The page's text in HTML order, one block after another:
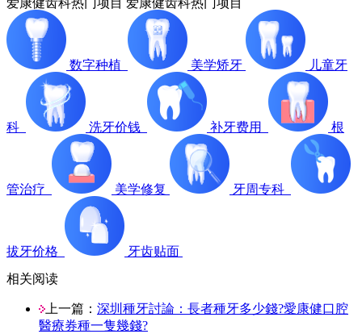
爱康健齿科热门项目 爱康健齿科热门项目
数字种植 美学矫牙 儿童牙
科 洗牙价钱 补牙费用 根
管治疗 美学修复 牙周专科
拔牙价格
牙齿贴面
相关阅读
上一篇： 深圳種牙討論：長者種牙多少錢?愛康健口腔
醫療券種一隻幾錢?